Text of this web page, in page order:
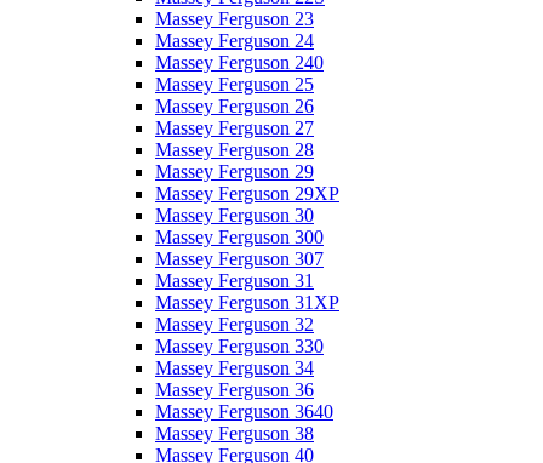
Massey Ferguson 23
Massey Ferguson 24
Massey Ferguson 240
Massey Ferguson 25
Massey Ferguson 26
Massey Ferguson 27
Massey Ferguson 28
Massey Ferguson 29
Massey Ferguson 29XP
Massey Ferguson 30
Massey Ferguson 300
Massey Ferguson 307
Massey Ferguson 31
Massey Ferguson 31XP
Massey Ferguson 32
Massey Ferguson 330
Massey Ferguson 34
Massey Ferguson 36
Massey Ferguson 3640
Massey Ferguson 38
Massey Ferguson 40